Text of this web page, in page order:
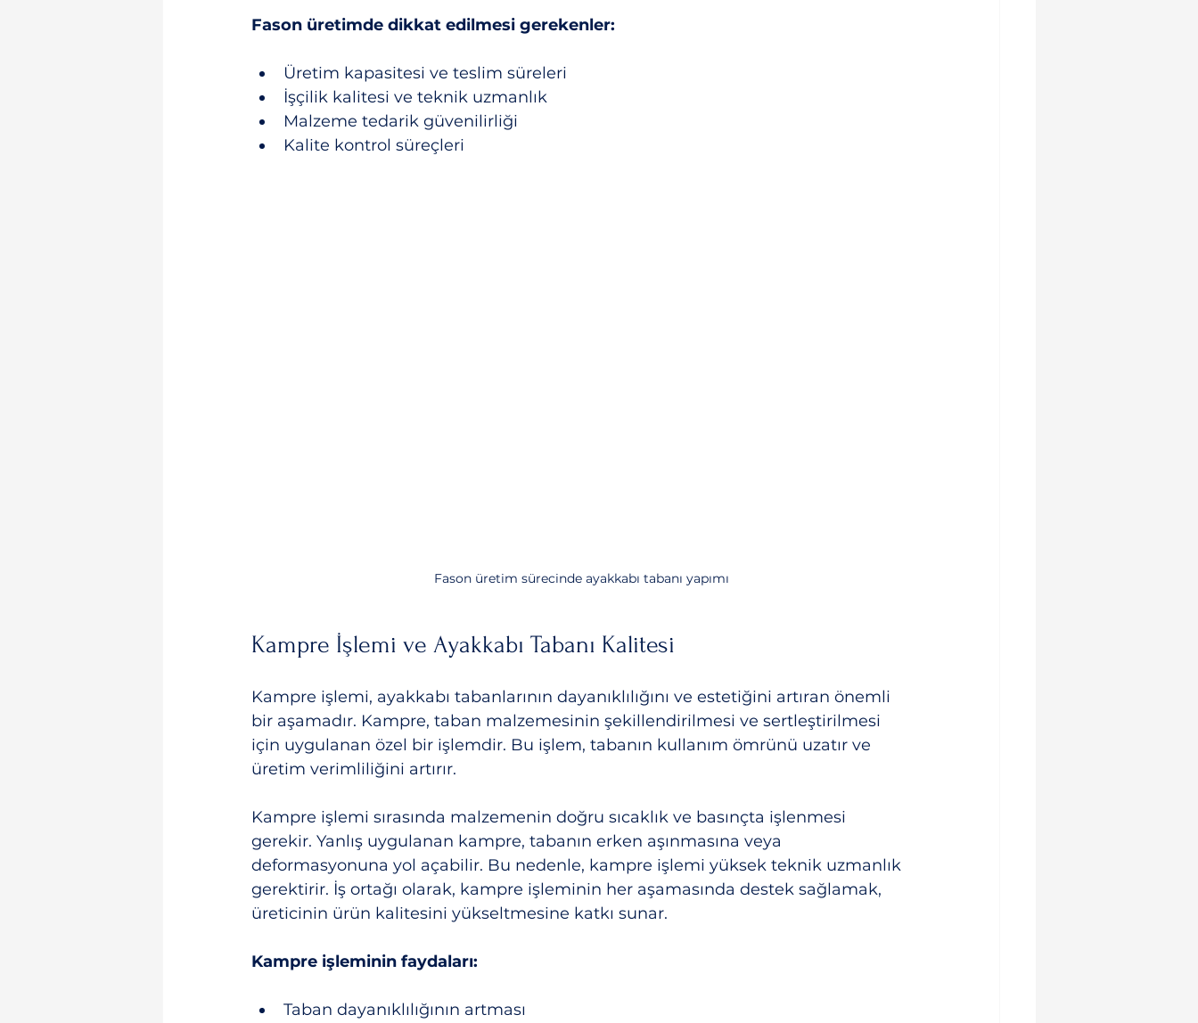
Fason üretimde dikkat edilmesi gerekenler:
Üretim kapasitesi ve teslim süreleri
İşçilik kalitesi ve teknik uzmanlık
Malzeme tedarik güvenilirliği
Kalite kontrol süreçleri
Fason üretim sürecinde ayakkabı tabanı yapımı
Kampre İşlemi ve Ayakkabı Tabanı Kalitesi
Kampre işlemi, ayakkabı tabanlarının dayanıklılığını ve estetiğini artıran önemli
bir aşamadır. Kampre, taban malzemesinin şekillendirilmesi ve sertleştirilmesi
için uygulanan özel bir işlemdir. Bu işlem, tabanın kullanım ömrünü uzatır ve
üretim verimliliğini artırır.
Kampre işlemi sırasında malzemenin doğru sıcaklık ve basınçta işlenmesi
gerekir. Yanlış uygulanan kampre, tabanın erken aşınmasına veya
deformasyonuna yol açabilir. Bu nedenle, kampre işlemi yüksek teknik uzmanlık
gerektirir. İş ortağı olarak, kampre işleminin her aşamasında destek sağlamak,
üreticinin ürün kalitesini yükseltmesine katkı sunar.
Kampre işleminin faydaları:
Taban dayanıklılığının artması